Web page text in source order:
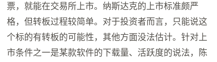
票，就能在交易所上市。纳斯达克的上市标准颇严
格，但转板过程较简单。对于投资者而言，只能说这
个标的有转板的可能性，其他方面没法估计。针对上
市条件之一是某款软件的下载量、活跃度的说法，陈